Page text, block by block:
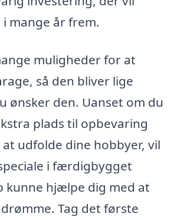
mange år frem.
muligheder for at
så den bliver lige
ønsker den. Uanset om du
plads til opbevaring
udfolde dine hobbyer, vil
i færdigbygget
kunne hjælpe dig med at
Tag det første